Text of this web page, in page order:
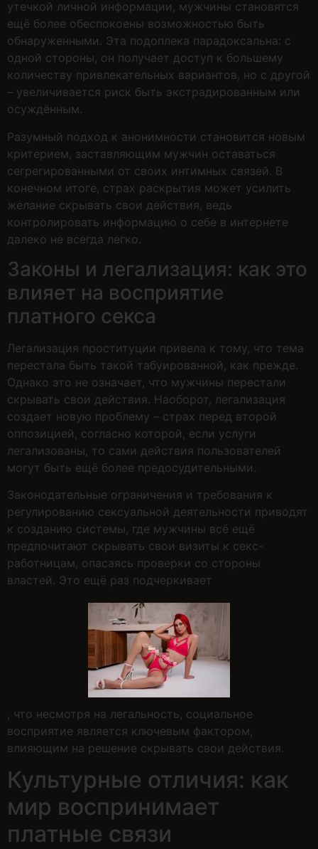
утечкой личной информации, мужчины становятся
ещё более обеспокоены возможностью быть
обнаруженными. Эта подоплека парадоксальна: с
одной стороны, он получает доступ к большему
количеству привлекательных вариантов, но с другой
– увеличивается риск быть экстрадированным или
осуждённым.
Разумный подход к анонимности становится новым
критерием, заставляющим мужчин оставаться
сегрегированными от своих интимных связей. В
конечном итоге, страх раскрытия может усилить
желание скрывать свои действия, ведь
контролировать информацию о себе в интернете
далеко не всегда легко.
Законы и легализация: как это
влияет на восприятие
платного секса
Легализация проституции привела к тому, что тема
перестала быть такой табуированной, как прежде.
Однако это не означает, что мужчины перестали
скрывать свои действия. Наоборот, легализация
создает новую проблему – страх перед второй
оппозицией, согласно которой, если услуги
легализованы, то сами действия пользователей
могут быть ещё более предосудительными.
Законодательные ограничения и требования к
регулированию сексуальной деятельности приводят
к созданию системы, где мужчины всё ещё
предпочитают скрывать свои визиты к секс-
работницам, опасаясь проверки со стороны
властей. Это ещё раз подчеркивает
, что несмотря на легальность, социальное
восприятие является ключевым фактором,
влияющим на решение скрывать свои действия.
Культурные отличия: как
мир воспринимает
платные связи